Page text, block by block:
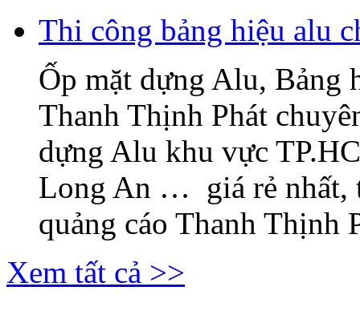
Thi công bảng hiệu alu
Ốp mặt dựng Alu, Bảng
Thanh Thịnh Phát
dựng Alu khu vực
Long An … giá rẻ nhất,
quảng cáo Thanh Thịnh
Xem tất cả >>